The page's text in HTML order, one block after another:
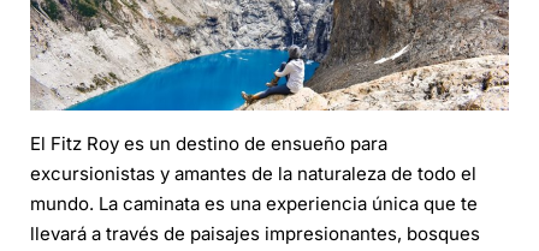
El Fitz Roy es un destino de ensueño para
excursionistas y amantes de la naturaleza de todo el
mundo. La caminata es una experiencia única que te
llevará a través de paisajes impresionantes, bosques